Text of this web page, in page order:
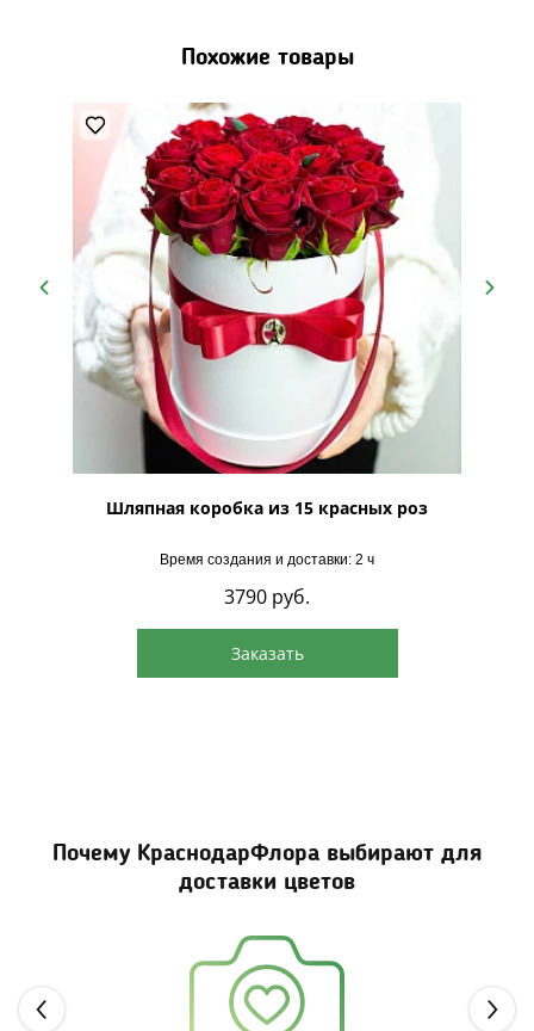
Похожие товары
Шляпная коробка из 15 красных роз
Время создания и доставки: 2 ч
3790 руб.
Заказать
Почему КраснодарФлора выбирают для
доставки цветов